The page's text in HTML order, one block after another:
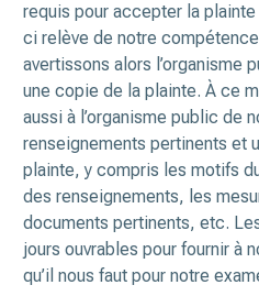
requis pour accepter la
ci relève de notre
avertissons alors l’organisme
une copie de la plainte. À ce
aussi à l’organisme public de
renseignements pertinents et
plainte, y compris les motifs
des renseignements, les
documents pertinents, etc.
jours ouvrables pour fournir à
qu’il nous faut pour notre